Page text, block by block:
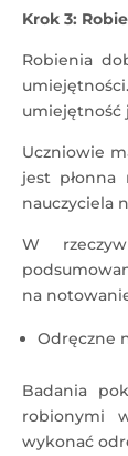
Krok 3:
Robienia
umiejętność
Uczniowie
jest płonna
nauczyciela
W
na
Odręczne
Badania
robionymi
wykonać